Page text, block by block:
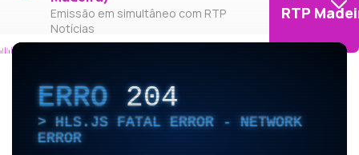
Emissão em simultâneo com RTP
Notícias
RTP
ERRO204
HLS.JS FATAL ERROR - NETWORK
ERROR